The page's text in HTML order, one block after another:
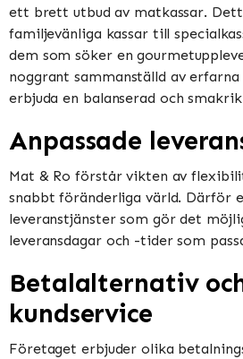
ett brett utbud av matkassar.
familjevänliga kassar till
dem som söker en
noggrant sammanställd av
erbjuda en balanserad och
Anpassade
Mat & Ro förstår vikten av
snabbt föränderliga värld. Därför
leveranstjänster som gör det
leveransdagar och -tider som
Betalalternativ
kundservice
Företaget erbjuder olika